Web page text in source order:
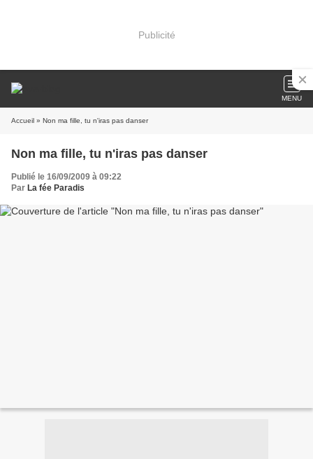
Publicité
MENU
Accueil » Non ma fille, tu n'iras pas danser
Non ma fille, tu n'iras pas danser
Publié le 16/09/2009 à 09:22
Par La fée Paradis